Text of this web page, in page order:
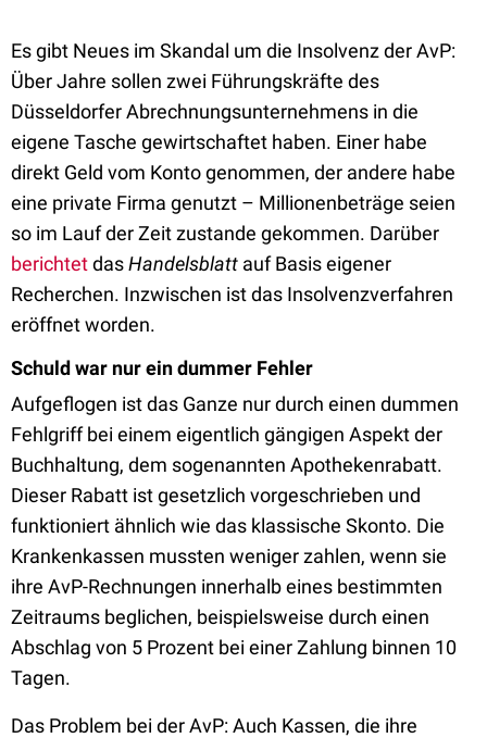
Es gibt Neues im Skandal um die Insolvenz der AvP:
Über Jahre sollen zwei Führungskräfte des
Düsseldorfer Abrechnungsunternehmens in die
eigene Tasche gewirtschaftet haben. Einer habe
direkt Geld vom Konto genommen, der andere habe
eine private Firma genutzt – Millionenbeträge seien
so im Lauf der Zeit zustande gekommen. Darüber
berichtetdasHandelsblatt auf Basis eigener
Recherchen. Inzwischen ist das Insolvenzverfahren
eröffnet worden.
Schuld war nur ein dummer Fehler
Aufgeflogen ist das Ganze nur durch einen dummen
Fehlgriff bei einem eigentlich gängigen Aspekt der
Buchhaltung, dem sogenannten Apothekenrabatt.
Dieser Rabatt ist gesetzlich vorgeschrieben und
funktioniert ähnlich wie das klassische Skonto. Die
Krankenkassen mussten weniger zahlen, wenn sie
ihre AvP-Rechnungen innerhalb eines bestimmten
Zeitraums beglichen, beispielsweise durch einen
Abschlag von 5 Prozent bei einer Zahlung binnen 10
Tagen.
Das Problem bei der AvP: Auch Kassen, die ihre